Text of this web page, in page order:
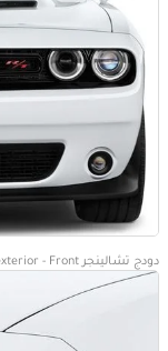
دودج تشالينجر exterior - Front